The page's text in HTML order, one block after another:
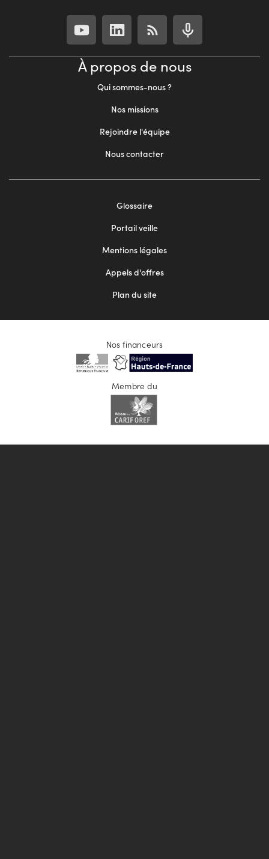
À propos de nous
Qui sommes-nous ?
Nos missions
Rejoindre l'équipe
Nous contacter
Glossaire
Portail veille
Mentions légales
Appels d'offres
Plan du site
Nos financeurs
Membre du